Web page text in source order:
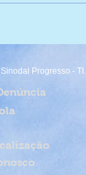
Progresso - TI.